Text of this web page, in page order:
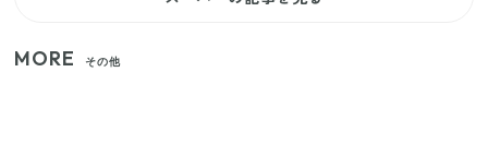
MORE その他